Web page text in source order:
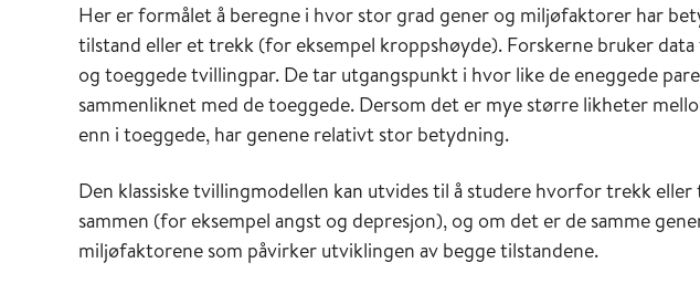
Her er formålet å beregne i hvor stor grad gener og miljøfaktorer har
tilstand eller et trekk (for eksempel kroppshøyde). Forskerne bruker
og toeggede tvillingpar. De tar utgangspunkt i hvor like de eneggede
sammenliknet med de toeggede. Dersom det er mye større likheter
enn i toeggede, har genene relativt stor betydning.
Den klassiske tvillingmodellen kan utvides til å studere hvorfor trekk
sammen (for eksempel angst og depresjon), og om det er de samme
miljøfaktorene som påvirker utviklingen av begge tilstandene.